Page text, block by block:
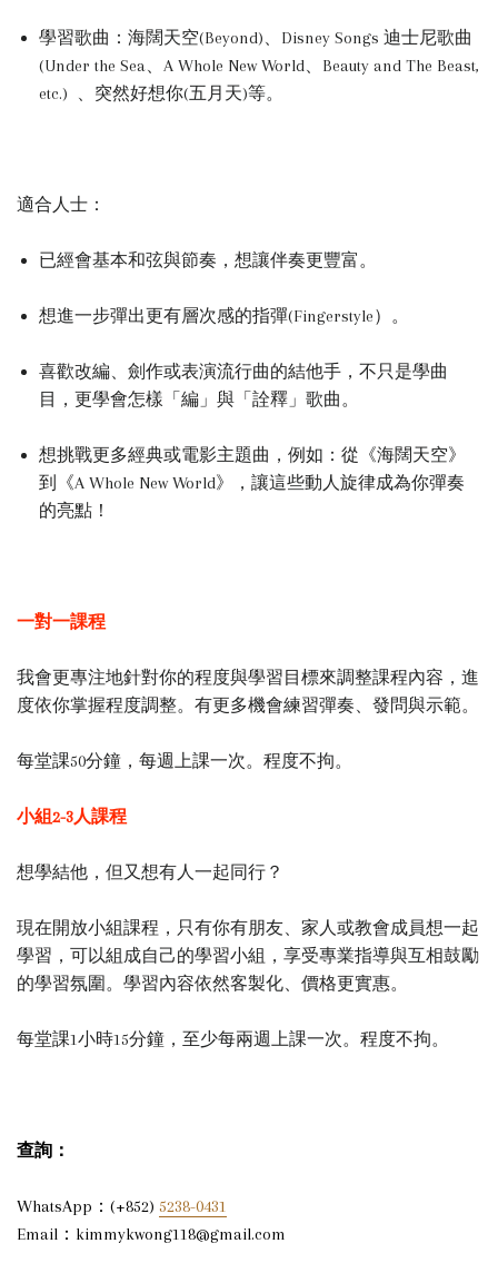
學習歌曲：海闊天空(Beyond)、 Disney Songs 迪士尼歌曲
(Under the Sea、A Whole New World、Beauty and The Beast,
etc.)
、突然好想你(五月天)等。
適合人士：
已經會基本和弦與節奏，想讓伴奏更豐富。
想進一步彈出更有層次感的指彈(Fingerstyle）。
喜歡改編、劍作或表演流行曲的結他手，不只是學曲
目，更學會怎樣「編」與「詮釋」歌曲。
想挑戰更多經典或電影主題曲，例如：從《海闊天空》
到《A Whole New World》，讓這些動人旋律成為你彈奏
的亮點！
一對一課程
我會更專注地針對你的程度與學習目標來調整課程內容，進
度依你掌握程度調整。有更多機會練習彈奏、發問與示範。
每堂課50分鐘，每週上課一次。程度不拘。
小組2-3人課程
想學結他，但又想有人一起同行？
現在開放小組課程，只有你有朋友、家人或教會成員想一起
學習，可以組成自己的學習小組，享受專業指導與互相鼓勵
的學習氛圍。學習內容依然客製化、價格更實惠。
每堂課1小時15分鐘，至少每兩週上課一次。程度不拘。
查詢：
WhatsApp：(+852) 5238-0431
Email：kimmykwong118@gmail.com